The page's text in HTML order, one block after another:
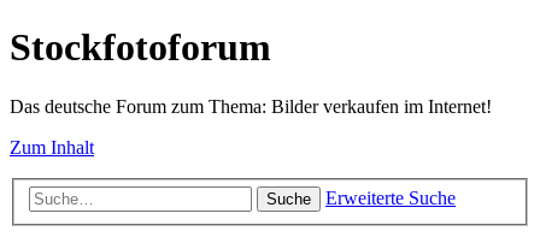
Stockfotoforum
Das deutsche Forum zum Thema: Bilder verkaufen im Internet!
Zum Inhalt
Suche Erweiterte Suche